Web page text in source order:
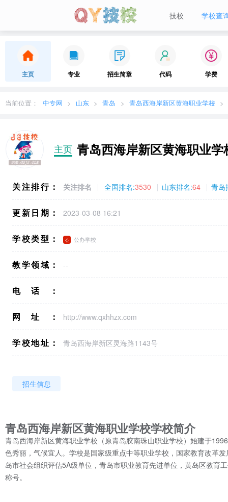
技校 学校查
主页 专业 招生简章 代码 学费
当前位置： 中专网 山东 青岛 青岛西海岸新区黄海职业学校
主页 青岛西海岸新区黄海职业学
关注排行： 关注排名 全国排名:3530 山东排名:64 青岛
更新日期： 2023-03-08 16:21
学校类型： 公办学校
教学领域： --
电话：
网址： http://www.qxhhzx.com
学校地址： 青岛西海岸新区灵海路1143号
招生信息
青岛西海岸新区黄海职业学校学校简介
青岛西海岸新区黄海职业学校（原青岛胶南珠山职业学校）始建于
色秀丽，气候宜人。学校是国家级重点中等职业学校，国家教育改革
岛市社会组织评估5A级单位，青岛市职业教育先进单位，黄岛区教育
称号。